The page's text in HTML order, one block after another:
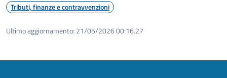
Tributi, finanze e contravvenzioni
Ultimo aggiornamento: 21/05/2026 00:16.27